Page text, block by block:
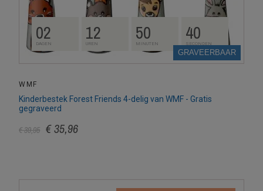
GRAVEERBAAR
02
DAGEN 12
UREN 50
MINUTEN 39
SECONDEN
WMF
Kinderbestek Forest Friends 4-delig van WMF - Gratis
gegraveerd
€ 39,95 € 35,96